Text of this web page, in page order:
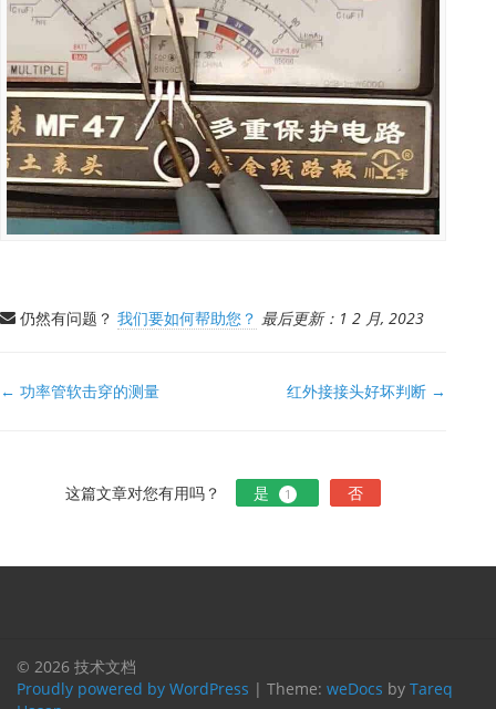
仍然有问题？ 我们要如何帮助您？ 最后更新：1 2 月, 2023
文
← 功率管软击穿的测量 红外接接头好坏判断 →
这篇文章对您有用吗？ 是 1 否
© 2026 技术文档
Proudly powered by WordPress | Theme: weDocs by Tareq